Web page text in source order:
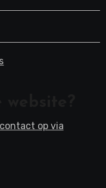
op via